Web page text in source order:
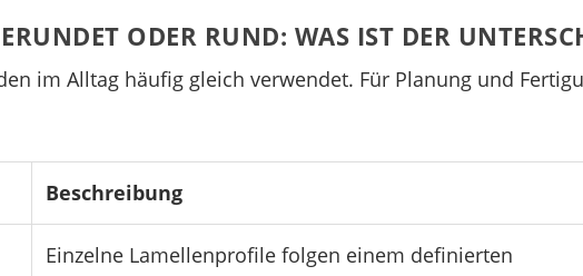
ODER RUND: WAS IST DER
im Alltag häufig gleich verwendet. Für Planung und
Beschreibung
Einzelne Lamellenprofile folgen einem definierten